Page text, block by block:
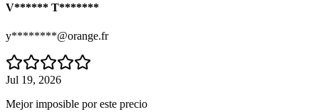
V****** T*******
y********@orange.fr
Jul 19, 2026
Mejor imposible por este precio